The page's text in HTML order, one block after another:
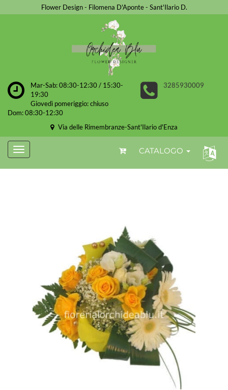
Flower Design - Filomena D'Aponte - Sant'Ilario D.
Mar-Sab: 08:30-12:30 / 15:30-
19:30
Giovedì pomeriggio: chiuso
Dom: 08:30-12:30
3285930009
Via delle Rimembranze-Sant'Ilario d'Enza
CATALOGO